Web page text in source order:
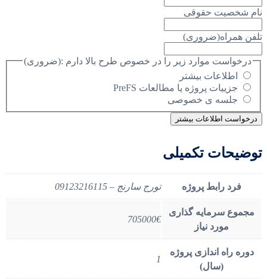
نام شخصیت حقوقی
تلفن همراه(ضروری)
درخواست موارد زیر را در خصوص طرح بالا دارم :(ضروری)
اطلاعات بیشتر
جزییات پروژه یا مطالعات PreFS
جلسه ی خصوصی
توضیحات تکمیلی
فرد رابط پروژه تورج سارنج – 09123216115
مجموع سرمایه گذاری
مورد نیاز
705000€
دوره راه اندازی پروژه
(سال)
1